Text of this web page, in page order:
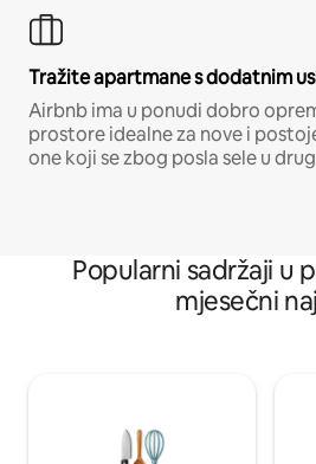
Tražite apartmane s dodatnim
Airbnb ima u ponudi dobro
prostore idealne za nove i
one koji se zbog posla sele u
Popularni sadržaji u
mjesečni